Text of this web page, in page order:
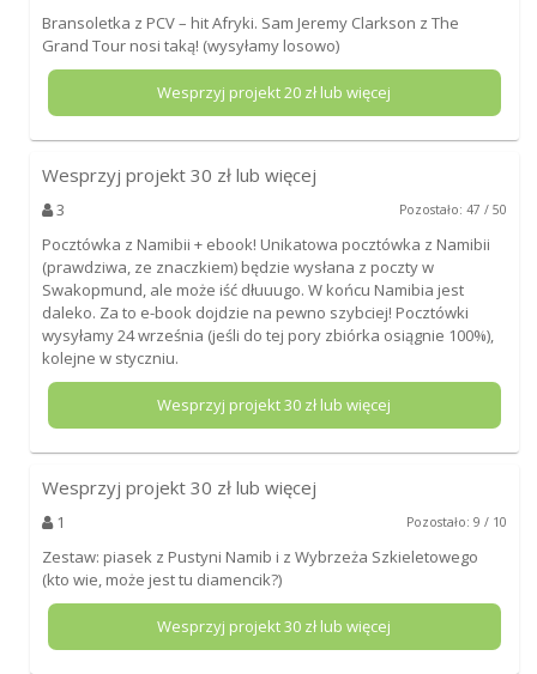
Bransoletka z PCV – hit Afryki. Sam Jeremy Clarkson z The
Grand Tour nosi taką! (wysyłamy losowo)
Wesprzyj projekt20 zł lub więcej
Wesprzyj projekt 30 zł lub więcej
3 Pozostało: 47 / 50
Pocztówka z Namibii + ebook! Unikatowa pocztówka z Namibii
(prawdziwa, ze znaczkiem) będzie wysłana z poczty w
Swakopmund, ale może iść dłuuugo. W końcu Namibia jest
daleko. Za to e-book dojdzie na pewno szybciej! Pocztówki
wysyłamy 24 września (jeśli do tej pory zbiórka osiągnie 100%),
kolejne w styczniu.
Wesprzyj projekt30 zł lub więcej
Wesprzyj projekt 30 zł lub więcej
1 Pozostało: 9 / 10
Zestaw: piasek z Pustyni Namib i z Wybrzeża Szkieletowego
(kto wie, może jest tu diamencik?)
Wesprzyj projekt30 zł lub więcej